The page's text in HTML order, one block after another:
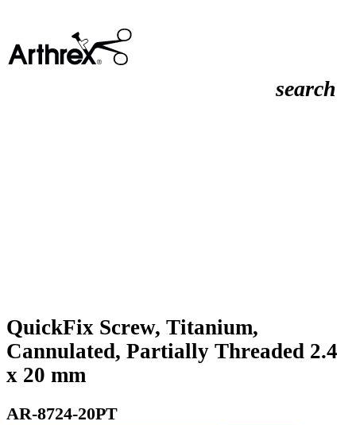
search
QuickFix Screw, Titanium,
Cannulated, Partially Threaded 2.4
x 20 mm
AR-8724-20PT